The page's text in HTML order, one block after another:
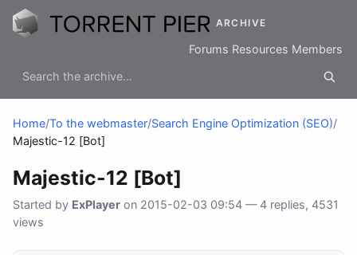
ARCHIVE
Forums Resources Members
Home/To the webmaster/Search Engine Optimization (SEO)/
Majestic-12 [Bot]
Majestic-12 [Bot]
Started by ExPlayer on 2015-02-03 09:54 — 4 replies, 4531
views